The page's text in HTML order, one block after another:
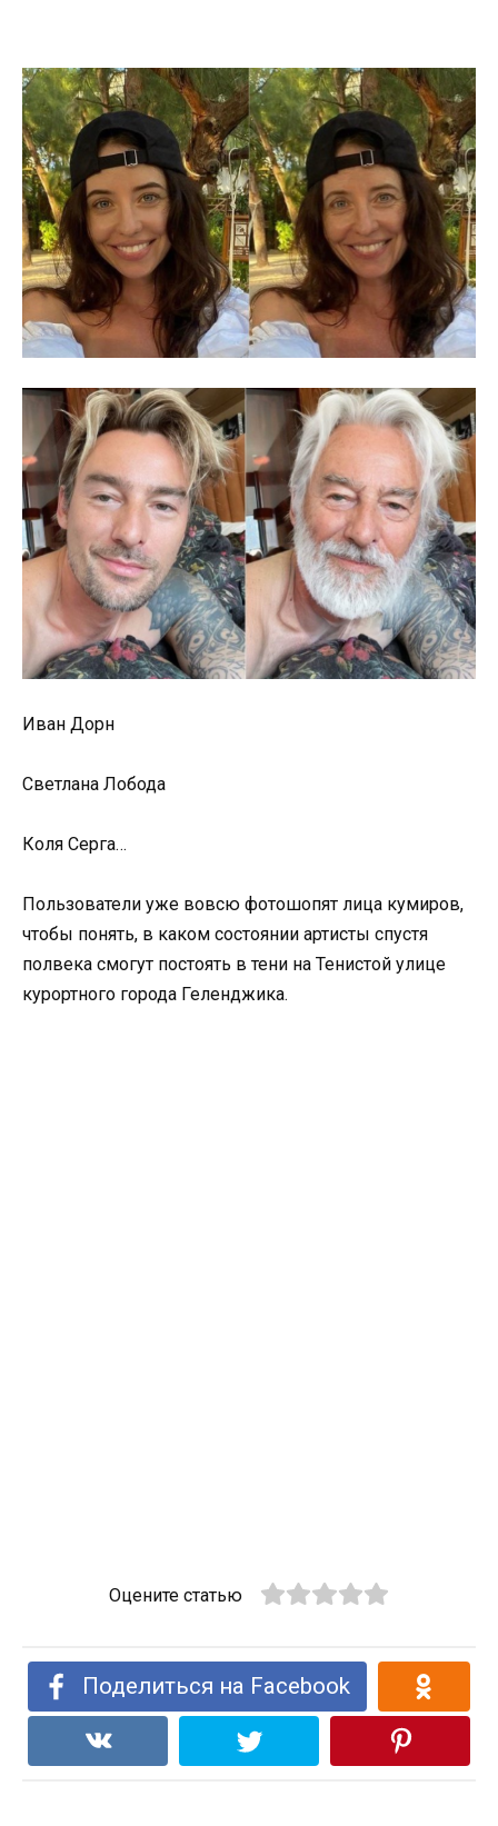
Иван Дорн
Светлана Лобода
Коля Серга…
Пользователи уже вовсю фотошопят лица кумиров,
чтобы понять, в каком состоянии артисты спустя
полвека смогут постоять в тени на Тенистой улице
курортного города Геленджика.
Оцените статью
Поделиться на Facebook